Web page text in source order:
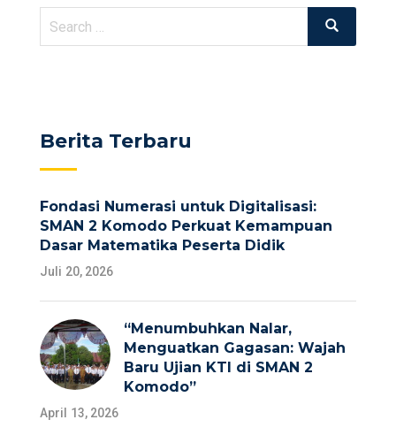
Search
Search
Berita Terbaru
Fondasi Numerasi untuk Digitalisasi:
SMAN 2 Komodo Perkuat Kemampuan
Dasar Matematika Peserta Didik
Juli 20, 2026
“Menumbuhkan Nalar,
Menguatkan Gagasan: Wajah
Baru Ujian KTI di SMAN 2
Komodo”
April 13, 2026